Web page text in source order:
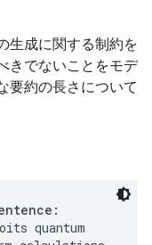
生成に関する制約を
きでないことをモデ
要約の長さについて
quantum